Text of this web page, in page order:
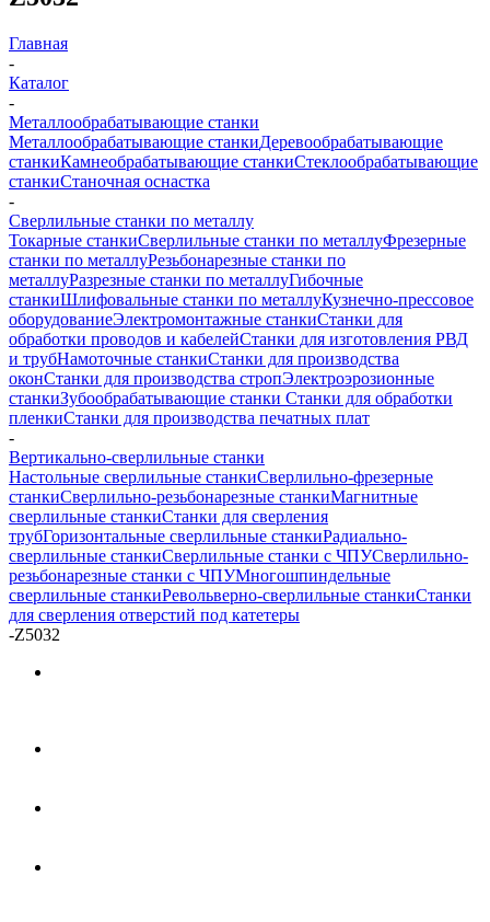
Главная
-
Каталог
-
Металлообрабатывающие станки
Металлообрабатывающие станкиДеревообрабатывающие
станкиКамнеобрабатывающие станкиСтеклообрабатывающие
станкиСтаночная оснастка
-
Сверлильные станки по металлу
Токарные станкиСверлильные станки по металлуФрезерные
станки по металлуРезьбонарезные станки по
металлуРазрезные станки по металлуГибочные
станкиШлифовальные станки по металлуКузнечно-прессовое
оборудованиеЭлектромонтажные станкиСтанки для
обработки проводов и кабелейСтанки для изготовления РВД
и трубНамоточные станкиСтанки для производства
оконСтанки для производства стропЭлектроэрозионные
станкиЗубообрабатывающие станки Станки для обработки
пленкиСтанки для производства печатных плат
-
Вертикально-сверлильные станки
Настольные сверлильные станкиСверлильно-фрезерные
станкиСверлильно-резьбонарезные станкиМагнитные
сверлильные станкиСтанки для сверления
трубГоризонтальные сверлильные станкиРадиально-
сверлильные станкиСверлильные станки с ЧПУСверлильно-
резьбонарезные станки с ЧПУМногошпиндельные
сверлильные станкиРевольверно-сверлильные станкиСтанки
для сверления отверстий под катетеры
-Z5032